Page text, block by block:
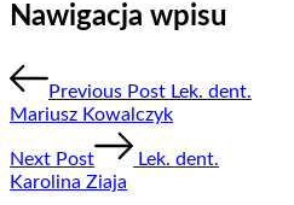
Nawigacja wpisu
Previous Post Lek. dent.
Mariusz Kowalczyk
Next Post
Lek. dent.
Karolina Ziaja